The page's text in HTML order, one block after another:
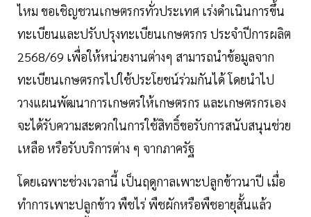
ไหม ขอเชิญชวนเกษตรกรทั่วประเทศ เร่งดำเนินการขึ้น
ทะเบียนและปรับปรุงทะเบียนเกษตรกร ประจำปีการผลิต
2568/69 เพื่อให้หน่วยงานต่างๆ สามารถนำข้อมูลจาก
ทะเบียนเกษตรกรไปใช้ประโยชน์ร่วมกันได้ โดยนำไป
วางแผนพัฒนาการเกษตรให้เกษตรกร และเกษตรกรเอง
จะได้รับความสะดวกในการใช้สิทธิ์ขอรับการสนับสนุนช่วย
เหลือ หรือรับบริการต่าง ๆ จากภาครัฐ
โดยเฉพาะช่วงเวลานี้ เป็นฤดูกาลเพาะปลูกข้าวนาปี เมื่อ
ทำการเพาะปลูกข้าว พืชไร่ พืชผักหรือพืชอายุสั้นแล้ว